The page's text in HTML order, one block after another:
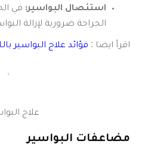
استئصال البواسير: في
الجراحة ضرورية لإزالة
اقرأ ايضا : فؤائد علاج البواسير
.
مضاعفات البواسير